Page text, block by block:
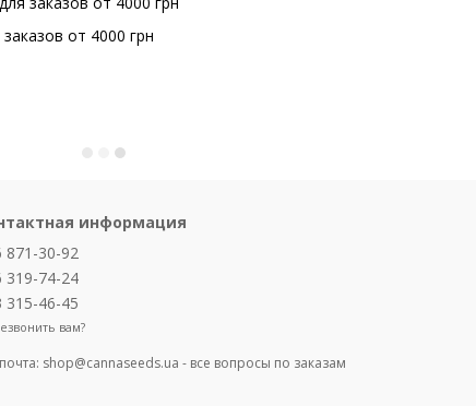
от 4000 грн
информация
871-30-92
319-74-24
315-46-45
вам?
shop@cannaseeds.ua - все вопросы по заказам